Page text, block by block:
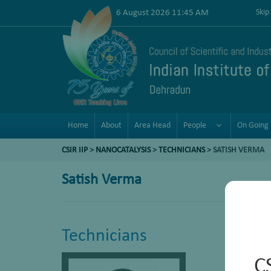
6 August 2026 11:45 AM
Home About Area Head People On Going
CSIR IIP > NANOCATALYSIS> TECHNICIANS> SATISH VERMA
Satish Verma
Technicians